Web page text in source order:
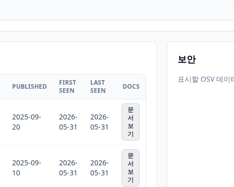
PUBLISHED
FIRST
SEEN
LAST
SEEN
DOCS
2025-09-
20
2026-
05-31
2026-
05-31
문
서
보
기
2025-09-
10
2026-
05-31
2026-
05-31
문
서
보
기
보안
표시할 OSV 데이